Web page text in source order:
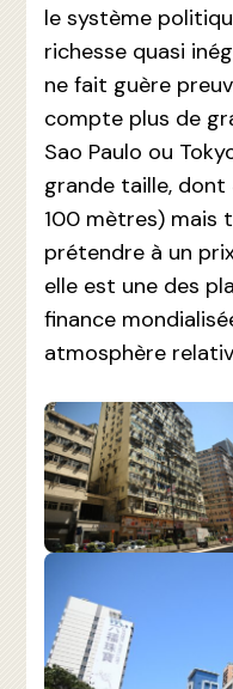
le système
richesse quasi
ne fait guère
compte plus de
Sao Paulo ou
grande taille,
100 mètres) mais
prétendre à un
elle est une des
finance
atmosphère